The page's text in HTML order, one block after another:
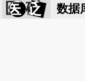
医 砭 数据